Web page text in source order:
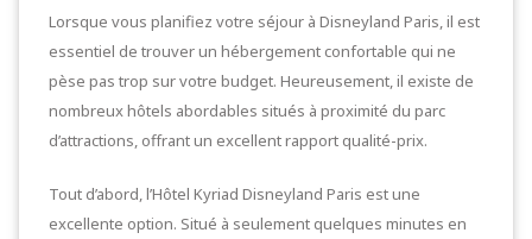
Lorsque vous planifiez votre séjour à Disneyland Paris, il est
essentiel de trouver un hébergement confortable qui ne
pèse pas trop sur votre budget. Heureusement, il existe de
nombreux hôtels abordables situés à proximité du parc
d’attractions, offrant un excellent rapport qualité-prix.
Tout d’abord, l’Hôtel Kyriad Disneyland Paris est une
excellente option. Situé à seulement quelques minutes en